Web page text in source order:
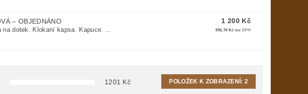
– OBJEDNÁNO
dotek. Klokaní kapsa. Kapuce. ...
1 200 Kč
991,74 Kč bez DPH
1201 Kč POLOŽEK K ZOBRAZENÍ:2